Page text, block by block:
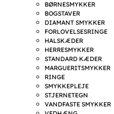
BØRNESMYKKER
BOGSTAVER
DIAMANT SMYKKER
FORLOVELSESRINGE
HALSKÆDER
HERRESMYKKER
STANDARD KÆDER
MARGUERITSMYKKER
RINGE
SMYKKEPLEJE
STJERNETEGN
VANDFASTE SMYKKER